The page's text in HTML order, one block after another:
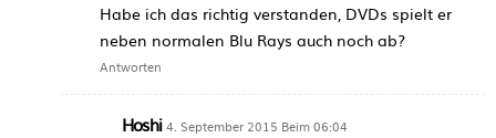
Habe ich das richtig verstanden, DVDs spielt er
neben normalen Blu Rays auch noch ab?
Antworten
Hoshi 4. September 2015 Beim 06:04